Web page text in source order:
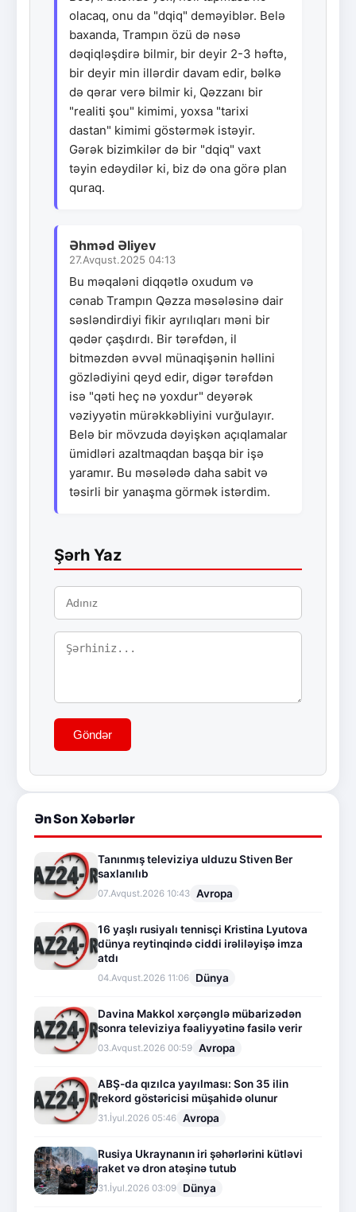
olacaq, onu da "dqiq" deməyiblər. Belə
baxanda, Trampın özü də nəsə
dəqiqləşdirə bilmir, bir deyir 2-3 həftə,
bir deyir min illərdir davam edir, bəlkə
də qərar verə bilmir ki, Qəzzanı bir
"realiti şou" kimimi, yoxsa "tarixi
dastan" kimimi göstərmək istəyir.
Gərək bizimkilər də bir "dqiq" vaxt
təyin edəydilər ki, biz də ona görə plan
quraq.
Əhməd Əliyev
27.Avqust.2025 04:13
Bu məqaləni diqqətlə oxudum və
cənab Trampın Qəzza məsələsinə dair
səsləndirdiyi fikir ayrılıqları məni bir
qədər çaşdırdı. Bir tərəfdən, il
bitməzdən əvvəl münaqişənin həllini
gözlədiyini qeyd edir, digər tərəfdən
isə "qəti heç nə yoxdur" deyərək
vəziyyətin mürəkkəbliyini vurğulayır.
Belə bir mövzuda dəyişkən açıqlamalar
ümidləri azaltmaqdan başqa bir işə
yaramır. Bu məsələdə daha sabit və
təsirli bir yanaşma görmək istərdim.
Şərh Yaz
Göndər
Ən Son Xəbərlər
Tanınmış televiziya ulduzu Stiven Ber
saxlanılıb
07.Avqust.2026 10:43 Avropa
16 yaşlı rusiyalı tennisçi Kristina Lyutova
dünya reytinqində ciddi irəliləyişə imza
atdı
04.Avqust.2026 11:06 Dünya
Davina Makkol xərçənglə mübarizədən
sonra televiziya fəaliyyətinə fasilə verir
03.Avqust.2026 00:59 Avropa
ABŞ-da qızılca yayılması: Son 35 ilin
rekord göstəricisi müşahidə olunur
31.İyul.2026 05:46 Avropa
Rusiya Ukraynanın iri şəhərlərini kütləvi
raket və dron atəşinə tutub
31.İyul.2026 03:09 Dünya